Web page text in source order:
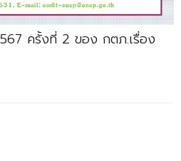
ครั้งที่ 2 ของ กตภ.เรื่อง